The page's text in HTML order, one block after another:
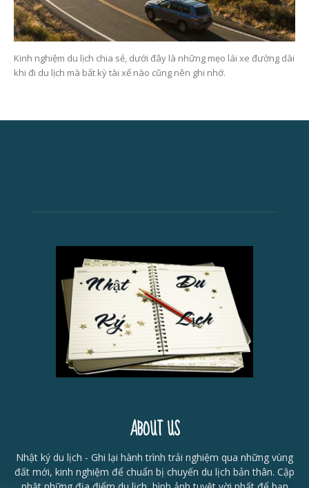
Kinh nghiệm du lịch chia sẻ, dưới đây là những mẹo lái xe đường dài
khi đi du lịch mà bất kỳ tài xế nào cũng nên ghi nhớ.
ABOUT US
Nhật ký du lịch - Ghi lại hành trình trải nghiệm qua những vùng
đất mới, kinh nghiệm để chuẩn bị chuyến du lịch bản thân. Cập